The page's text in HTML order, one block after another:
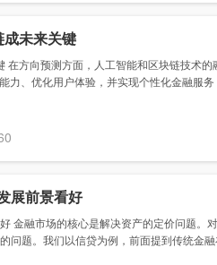
未来关键
在方向预测方面，人工智能和区块链技术的
力、优化用户体验，并实现个性化金融服
展前景看好
金融市场的核心是解决资产的定价问题。
问题。我们以信贷为例，前面提到传统金